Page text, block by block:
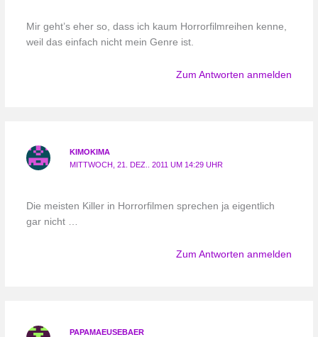
Mir geht’s eher so, dass ich kaum Horrorfilmreihen kenne,
weil das einfach nicht mein Genre ist.
Zum Antworten anmelden
KIMOKIMA
MITTWOCH, 21. DEZ.. 2011 UM 14:29 UHR
Die meisten Killer in Horrorfilmen sprechen ja eigentlich
gar nicht …
Zum Antworten anmelden
PAPAMAEUSEBAER